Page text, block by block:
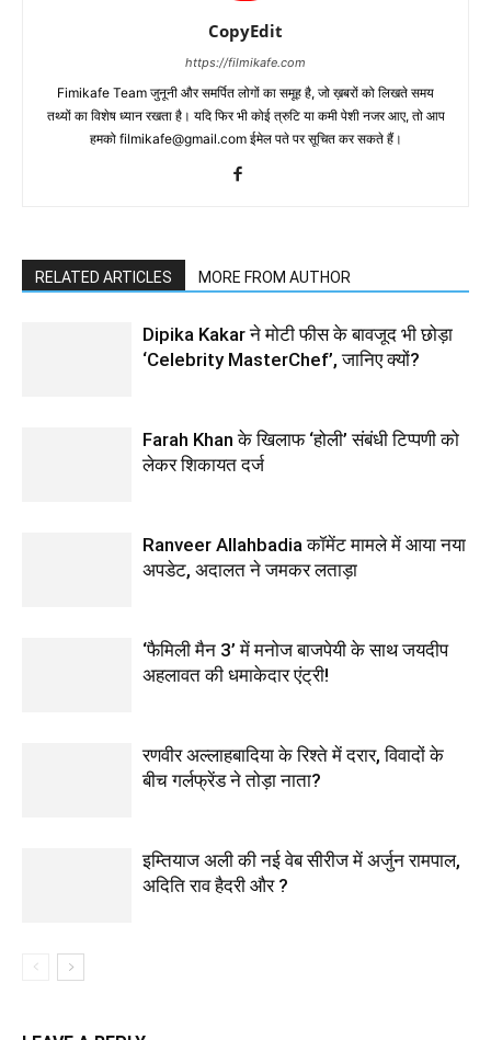
CopyEdit
https://filmikafe.com
Fimikafe Team जुनूनी और समर्पित लोगों का समूह है, जो ख़बरों को लिखते समय
तथ्‍यों का विशेष ध्‍यान रखता है। यदि फिर भी कोई त्रुटि या कमी पेशी नजर आए, तो आप
हमको filmikafe@gmail.com ईमेल पते पर सूचित कर सकते हैं।
RELATED ARTICLES MORE FROM AUTHOR
Dipika Kakar ने मोटी फीस के बावजूद भी छोड़ा
‘Celebrity MasterChef’, जानिए क्यों?
Farah Khan के खिलाफ ‘होली’ संबंधी टिप्पणी को
लेकर शिकायत दर्ज
Ranveer Allahbadia कॉमेंट मामले में आया नया
अपडेट, अदालत ने जमकर लताड़ा
‘फैमिली मैन 3’ में मनोज बाजपेयी के साथ जयदीप
अहलावत की धमाकेदार एंट्री!
रणवीर अल्लाहबादिया के रिश्ते में दरार, विवादों के
बीच गर्लफ्रेंड ने तोड़ा नाता?
इम्तियाज अली की नई वेब सीरीज में अर्जुन रामपाल,
अदिति राव हैदरी और ?